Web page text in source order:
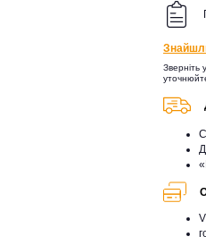
Зверніть